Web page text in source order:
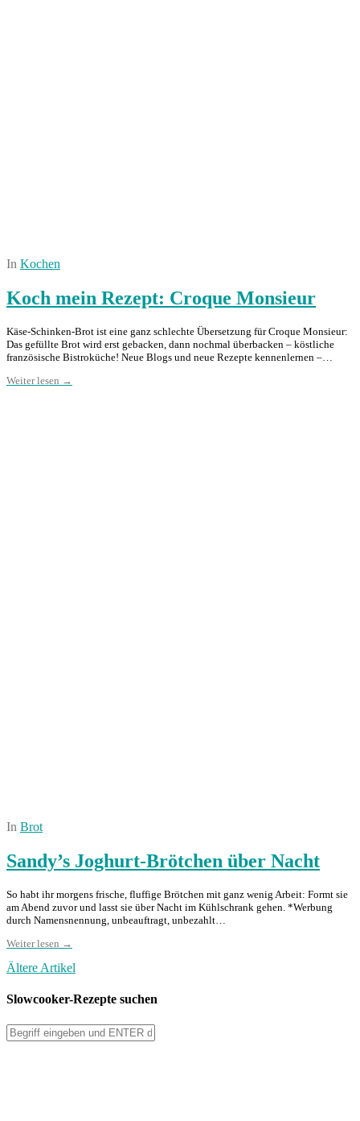
In Kochen
Koch mein Rezept: Croque Monsieur
Käse-Schinken-Brot ist eine ganz schlechte Übersetzung für Croque Monsieur:
Das gefüllte Brot wird erst gebacken, dann nochmal überbacken – köstliche
französische Bistroküche! Neue Blogs und neue Rezepte kennenlernen –…
Weiter lesen →
In Brot
Sandy’s Joghurt-Brötchen über Nacht
So habt ihr morgens frische, fluffige Brötchen mit ganz wenig Arbeit: Formt sie
am Abend zuvor und lasst sie über Nacht im Kühlschrank gehen. *Werbung
durch Namensnennung, unbeauftragt, unbezahlt…
Weiter lesen →
Ältere Artikel
Slowcooker-Rezepte suchen